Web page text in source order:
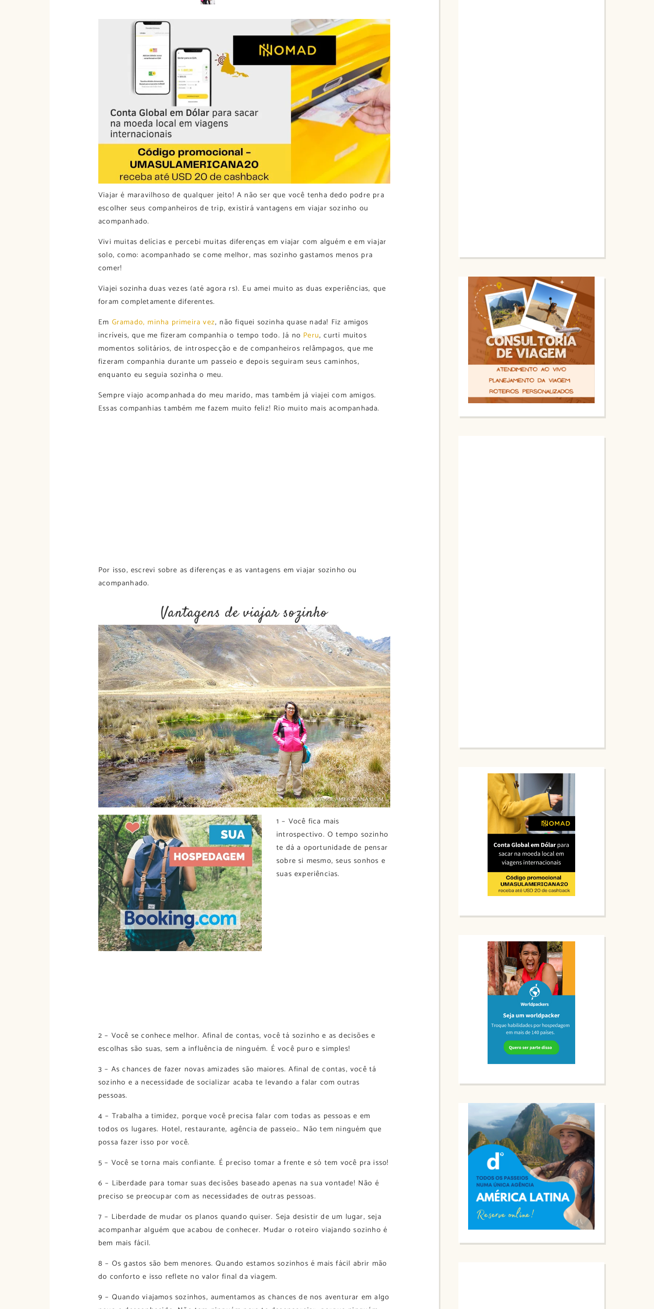
Viajar é maravilhoso de qualquer jeito! A não ser que você tenha dedo podre pra
escolher seus companheiros de trip, existirá vantagens em viajar sozinho ou
acompanhado.
Vivi muitas delícias e percebi muitas diferenças em viajar com alguém e em viajar
solo, como: acompanhado se come melhor, mas sozinho gastamos menos pra
comer!
Viajei sozinha duas vezes (até agora rs). Eu amei muito as duas experiências, que
foram completamente diferentes.
Em Gramado, minha primeira vez, não fiquei sozinha quase nada! Fiz amigos
incríveis, que me fizeram companhia o tempo todo. Já no Peru, curti muitos
momentos solitários, de introspecção e de companheiros relâmpagos, que me
fizeram companhia durante um passeio e depois seguiram seus caminhos,
enquanto eu seguia sozinha o meu.
Sempre viajo acompanhada do meu marido, mas também já viajei com amigos.
Essas companhias também me fazem muito feliz! Rio muito mais acompanhada.
Por isso, escrevi sobre as diferenças e as vantagens em viajar sozinho ou
acompanhado.
Vantagens de viajar sozinho
1 – Você fica mais
introspectivo. O tempo sozinho
te dá a oportunidade de pensar
sobre si mesmo, seus sonhos e
suas experiências.
2 – Você se conhece melhor. Afinal de contas, você tá sozinho e as decisões e
escolhas são suas, sem a influência de ninguém. É você puro e simples!
3 – As chances de fazer novas amizades são maiores. Afinal de contas, você tá
sozinho e a necessidade de socializar acaba te levando a falar com outras
pessoas.
4 – Trabalha a timidez, porque você precisa falar com todas as pessoas e em
todos os lugares. Hotel, restaurante, agência de passeio… Não tem ninguém que
possa fazer isso por você.
5 – Você se torna mais confiante. É preciso tomar a frente e só tem você pra isso!
6 – Liberdade para tomar suas decisões baseado apenas na sua vontade! Não é
preciso se preocupar com as necessidades de outras pessoas.
7 – Liberdade de mudar os planos quando quiser. Seja desistir de um lugar, seja
acompanhar alguém que acabou de conhecer. Mudar o roteiro viajando sozinho é
bem mais fácil.
8 – Os gastos são bem menores. Quando estamos sozinhos é mais fácil abrir mão
do conforto e isso reflete no valor final da viagem.
9 – Quando viajamos sozinhos, aumentamos as chances de nos aventurar em algo